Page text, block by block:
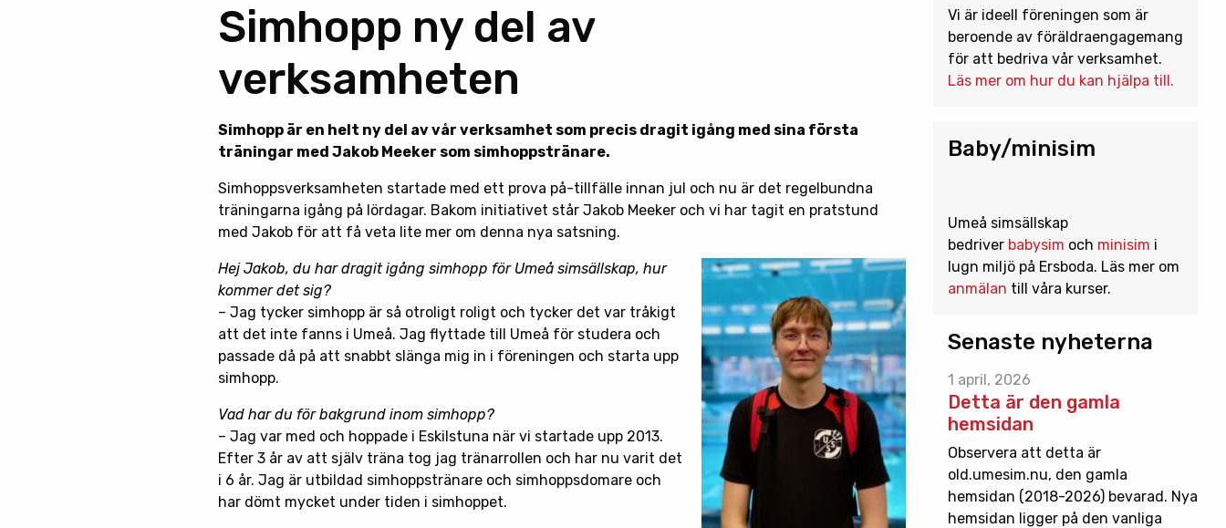
Simhopp ny del av
verksamheten
Simhopp är en helt ny del av vår verksamhet som precis dragit igång med sina första
träningar med Jakob Meeker som simhoppstränare.
Simhoppsverksamheten startade med ett prova på-tillfälle innan jul och nu är det regelbundna
träningarna igång på lördagar. Bakom initiativet står Jakob Meeker och vi har tagit en pratstund
med Jakob för att få veta lite mer om denna nya satsning.
Hej Jakob, du har dragit igång simhopp för Umeå simsällskap, hur
kommer det sig?
– Jag tycker simhopp är så otroligt roligt och tycker det var tråkigt
att det inte fanns i Umeå. Jag flyttade till Umeå för studera och
passade då på att snabbt slänga mig in i föreningen och starta upp
simhopp.
Vad har du för bakgrund inom simhopp?
– Jag var med och hoppade i Eskilstuna när vi startade upp 2013.
Efter 3 år av att själv träna tog jag tränarrollen och har nu varit det
i 6 år. Jag är utbildad simhoppstränare och simhoppsdomare och
har dömt mycket under tiden i simhoppet.
Vi är ideell föreningen som är
beroende av föräldraengagemang
för att bedriva vår verksamhet.
Läs mer om hur du kan hjälpa till.
Baby/minisim
Umeå simsällskap
bedriver babysim och minisim i
lugn miljö på Ersboda. Läs mer om
anmälan till våra kurser.
Senaste nyheterna
1 april, 2026
Detta är den gamla
hemsidan
Observera att detta är
old.umesim.nu, den gamla
hemsidan (2018-2026) bevarad. Nya
hemsidan ligger på den vanliga